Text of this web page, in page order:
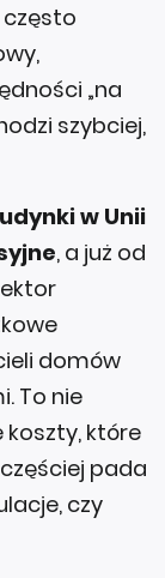
„na
szybciej,
w Unii
, a już od
domów
To nie
koszty, które
pada
czy